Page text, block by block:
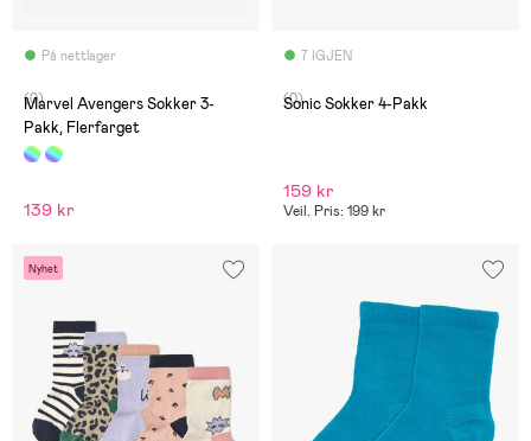
På nettlager
(0)
Marvel Avengers Sokker 3-
Pakk, Flerfarget
139 kr
7 IGJEN
(0)
Sonic Sokker 4-Pakk
159 kr
Veil. Pris: 199 kr
Nyhet